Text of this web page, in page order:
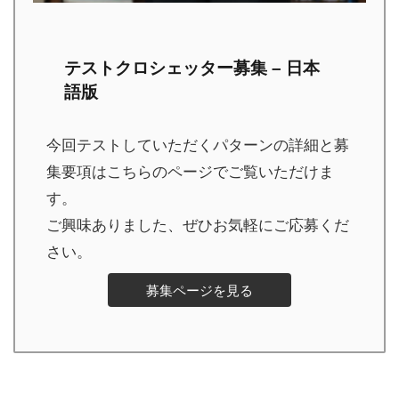
テストクロシェッター募集 – 日本
語版
今回テストしていただくパターンの詳細と募
集要項はこちらのページでご覧いただけま
す。
ご興味ありました、ぜひお気軽にご応募くだ
さい。
募集ページを見る